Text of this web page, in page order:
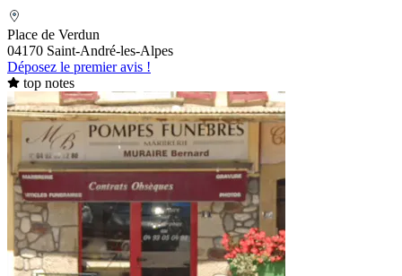
Place de Verdun
04170 Saint-André-les-Alpes
Déposez le premier avis !
top notes